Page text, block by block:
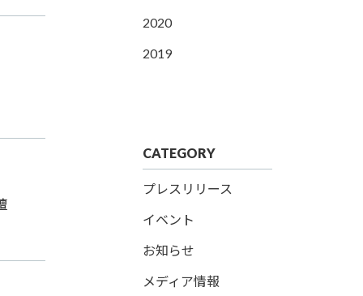
2020
2019
CATEGORY
プレスリリース
イベント
お知らせ
メディア情報